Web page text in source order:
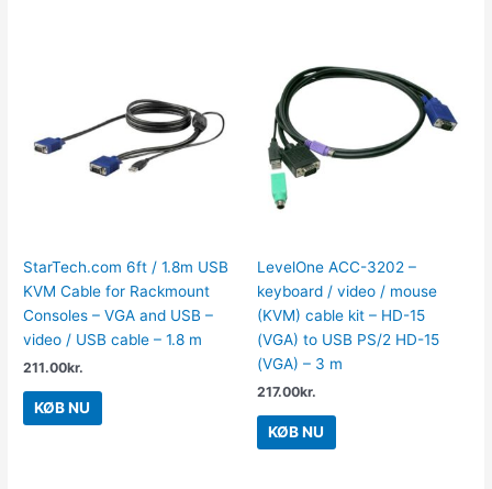
StarTech.com 6ft / 1.8m USB
KVM Cable for Rackmount
Consoles – VGA and USB –
video / USB cable – 1.8 m
211.00kr.
KØB NU
LevelOne ACC-3202 –
keyboard / video / mouse
(KVM) cable kit – HD-15
(VGA) to USB PS/2 HD-15
(VGA) – 3 m
217.00kr.
KØB NU